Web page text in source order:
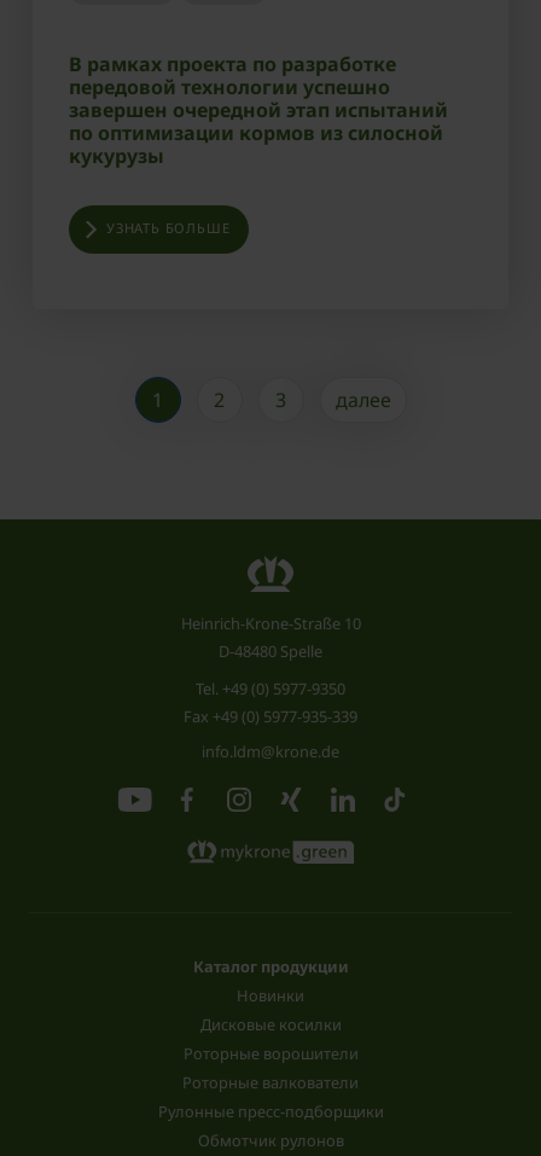
В рамках проекта по разработке
передовой технологии успешно
завершен очередной этап испытаний
по оптимизации кормов из силосной
кукурузы
УЗНАТЬ БОЛЬШЕ
1 2 3 далее
Heinrich-Krone-Straße 10
D-48480 Spelle
Tel. +49 (0) 5977-9350
Fax +49 (0) 5977-935-339
info.ldm@krone.de
Каталог продукции
Новинки
Дисковые косилки
Роторные ворошители
Роторные валкователи
Рулонные пресс-подборщики
Обмотчик рулонов